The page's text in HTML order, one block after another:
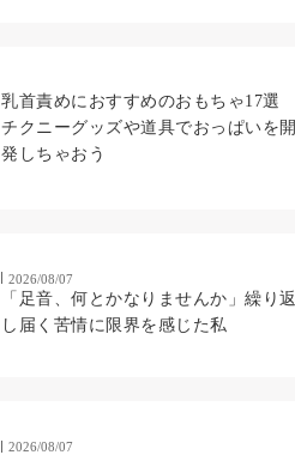
乳首責めにおすすめのおもちゃ17選
チクニーグッズや道具でおっぱいを開
発しちゃおう
2026/08/07
「足音、何とかなりませんか」繰り返
し届く苦情に限界を感じた私
2026/08/07